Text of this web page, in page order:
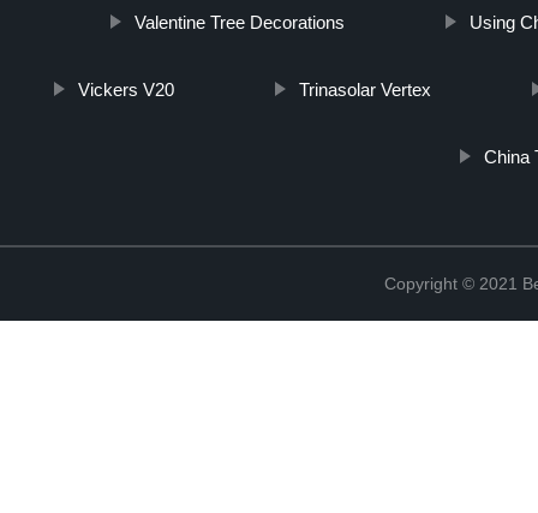
Valentine Tree Decorations Using
Vickers V20 Trinasolar Vertex
China
Copyright © 2021